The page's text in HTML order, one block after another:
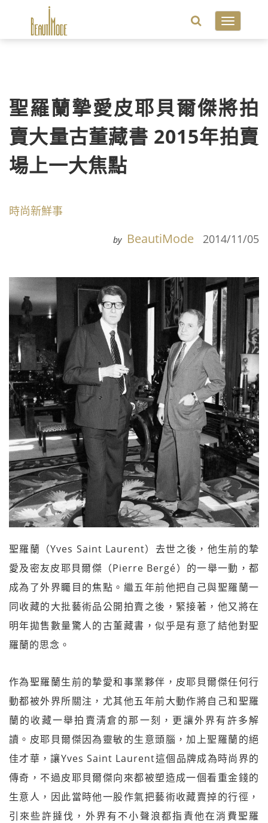
Toggle
聖羅蘭摯愛皮耶貝爾傑將拍
賣大量古董藏書 2015年拍賣
場上一大焦點
時尚新鮮事
by BeautiMode 2014/11/05
聖羅蘭（Yves Saint Laurent）去世之後，他生前的摯
愛及密友皮耶貝爾傑（Pierre Bergé）的一舉一動，都
成為了外界矚目的焦點。繼五年前他把自己與聖羅蘭一
同收藏的大批藝術品公開拍賣之後，緊接著，他又將在
明年拋售數量驚人的古董藏書，似乎是有意了結他對聖
羅蘭的思念。
作為聖羅蘭生前的摯愛和事業夥伴，皮耶貝爾傑任何行
動都被外界所關注，尤其他五年前大動作將自己和聖羅
蘭的收藏一舉拍賣清倉的那一刻，更讓外界有許多解
讀。皮耶貝爾傑因為靈敏的生意頭腦，加上聖羅蘭的絕
佳才華，讓Yves Saint Laurent這個品牌成為時尚界的
傳奇，不過皮耶貝爾傑向來都被塑造成一個看重金錢的
生意人，因此當時他一股作氣把藝術收藏賣掉的行徑，
引來些許撻伐，外界有不小聲浪都指責他在消費聖羅